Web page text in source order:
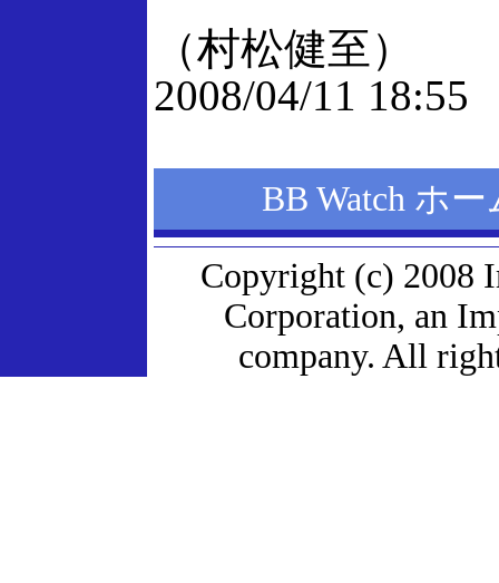
（村松健至）
2008/04/11 18:55
BB Watch ホ
Copyright (c) 2008
Corporation, an
company. All